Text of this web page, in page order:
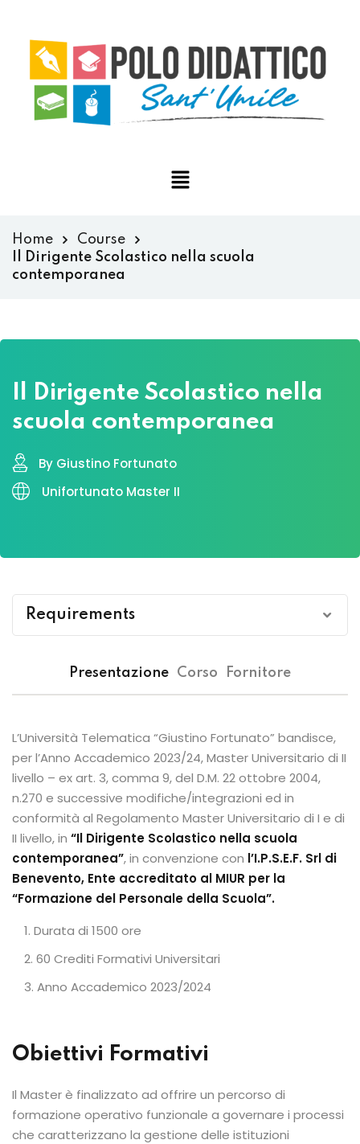
Home
Course
Il Dirigente Scolastico nella scuola
contemporanea
Il Dirigente Scolastico nella
scuola contemporanea
By Giustino Fortunato
Unifortunato Master II
Requirements
alla materia in oggetto
Presentazione Corso Fornitore
L’Università Telematica “Giustino Fortunato” bandisce,
per l’Anno Accademico 2023/24, Master Universitario di II
livello – ex art. 3, comma 9, del D.M. 22 ottobre 2004,
n.270 e successive modifiche/integrazioni ed in
conformità al Regolamento Master Universitario di I e di
II livello, in “Il Dirigente Scolastico nella scuola
contemporanea”, in convenzione con l’I.P.S.E.F. Srl di
Benevento, Ente accreditato al MIUR per la
“Formazione del Personale della Scuola”.
Durata di 1500 ore
60 Crediti Formativi Universitari
Anno Accademico 2023/2024
Obiettivi Formativi
Il Master è finalizzato ad offrire un percorso di
formazione operativo funzionale a governare i processi
che caratterizzano la gestione delle istituzioni